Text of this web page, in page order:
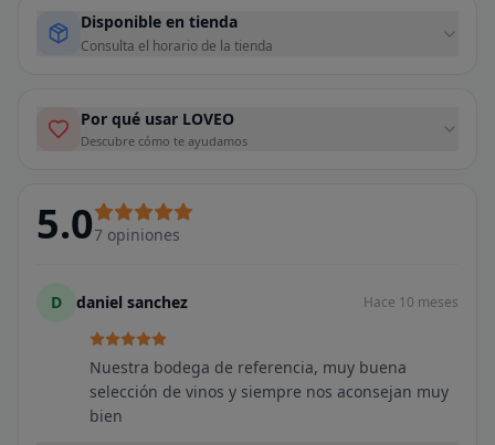
Disponible en tienda
Consulta el horario de la tienda
Por qué usar LOVEO
Descubre cómo te ayudamos
5.07 opiniones
D daniel sanchez Hace 10 meses
Nuestra bodega de referencia, muy buena
selección de vinos y siempre nos aconsejan muy
bien